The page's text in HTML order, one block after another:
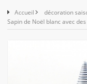
Accueil
décoration
Sapin de Noël blanc avec